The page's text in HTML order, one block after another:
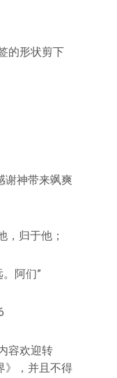
的形状剪下
谢神带来飒爽
，归于他；
阿们”
容欢迎转
》，并且不得